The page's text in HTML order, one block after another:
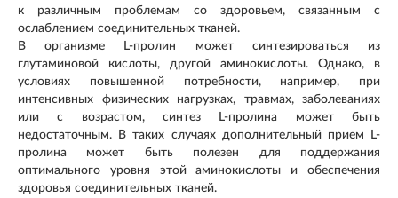
к различным проблемам со здоровьем, связанным с
ослаблением соединительных тканей.
В организме L-пролин может синтезироваться из
глутаминовой кислоты, другой аминокислоты. Однако, в
условиях повышенной потребности, например, при
интенсивных физических нагрузках, травмах, заболеваниях
или с возрастом, синтез L-пролина может быть
недостаточным. В таких случаях дополнительный прием L-
пролина может быть полезен для поддержания
оптимального уровня этой аминокислоты и обеспечения
здоровья соединительных тканей.